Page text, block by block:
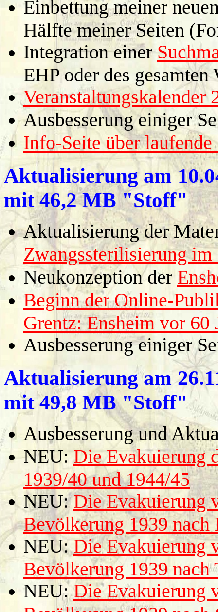
Einbettung meiner
Hälfte meiner Seiten
Integration einer
EHP oder des gesamten
Veranstaltungskalender
Ausbesserung einiger
Info-Seite über laufende
Aktualisierung am
mit 46,2 MB "Stoff"
Aktualisierung der
Zwangssterilisierung im
Neukonzeption der
Beginn der Online-
Grentz: Ensheim vor 60
Ausbesserung einiger
Aktualisierung am
mit 49,8 MB "Stoff"
Ausbesserung und
NEU:Die Evakuierung
1939/40 und 1944/45
NEU:Die Evakuierung
Bevölkerung 1939 nach
NEU:Die Evakuierung
Bevölkerung 1939 nach
NEU:Die Evakuierung